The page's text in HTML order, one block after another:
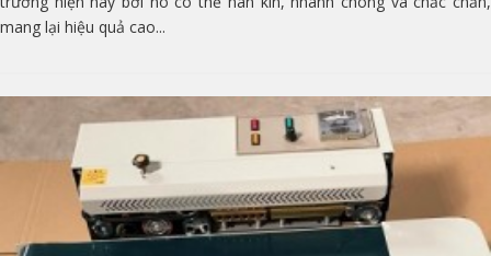
mang lại hiệu quả cao...